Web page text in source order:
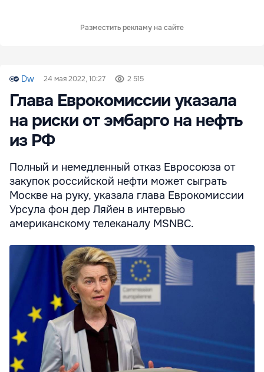
Разместить рекламу на сайте
Dw 24 мая 2022, 10:27 2 515
Глава Еврокомиссии указала
на риски от эмбарго на нефть
из РФ
Полный и немедленный отказ Евросоюза от
закупок российской нефти может сыграть
Москве на руку, указала глава Еврокомиссии
Урсула фон дер Ляйен в интервью
американскому телеканалу MSNBC.